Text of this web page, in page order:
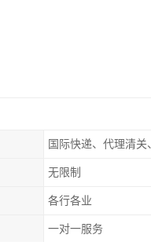
无限制
各行各业
一对一服务